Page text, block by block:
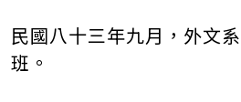
民國八十三年九月，外文
班。